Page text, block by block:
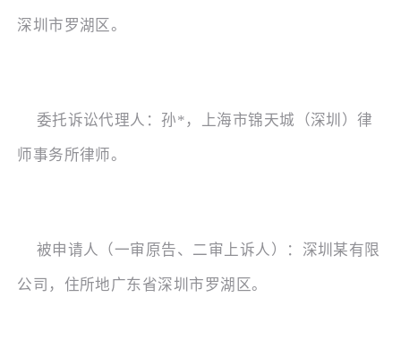
深圳市罗湖区。
委托诉讼代理人：孙*，上海市锦天城（深圳）律
师事务所律师。
被申请人（一审原告、二审上诉人）：深圳某有限
公司，住所地广东省深圳市罗湖区。